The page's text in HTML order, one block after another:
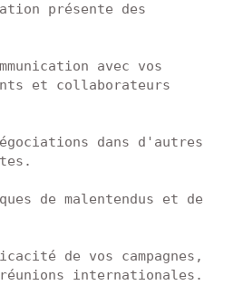
présente des
avec vos
et collaborateurs
dans d'autres
de malentendus et de
de vos campagnes,
internationales.